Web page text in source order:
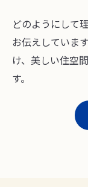
どのようにして
お伝えしていま
け、美しい住空
す。